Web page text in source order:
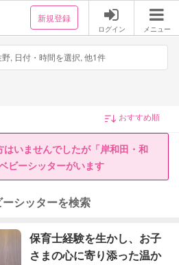
新規登録
ログイン メニュー
, 日付・時間を選択, 他1件
はいませんでしたが「岸和田・和
ビーシッターがいます
シッターを検索
保育士経験を生かし、お子
さまの心に寄り添った温か